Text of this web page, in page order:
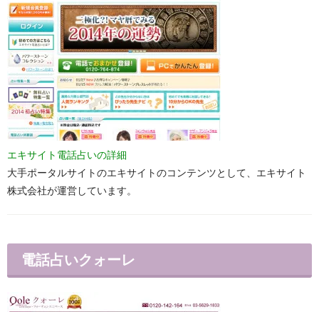
エキサイト電話占いの詳細
大手ポータルサイトのエキサイトのコンテンツとして、エキサイト
株式会社が運営しています。
電話占いクォーレ